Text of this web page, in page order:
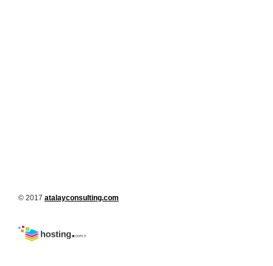
© 2017 atalayconsulting.com